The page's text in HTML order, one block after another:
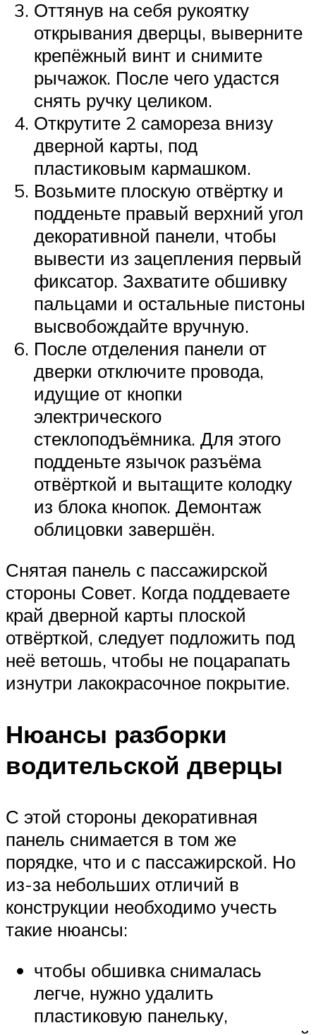
Оттянув на себя рукоятку
открывания дверцы, выверните
крепёжный винт и снимите
рычажок. После чего удастся
снять ручку целиком.
Открутите 2 самореза внизу
дверной карты, под
пластиковым кармашком.
Возьмите плоскую отвёртку и
подденьте правый верхний угол
декоративной панели, чтобы
вывести из зацепления первый
фиксатор. Захватите обшивку
пальцами и остальные пистоны
высвобождайте вручную.
После отделения панели от
дверки отключите провода,
идущие от кнопки
электрического
стеклоподъёмника. Для этого
подденьте язычок разъёма
отвёрткой и вытащите колодку
из блока кнопок. Демонтаж
облицовки завершён.
Снятая панель с пассажирской
стороны Совет. Когда поддеваете
край дверной карты плоской
отвёрткой, следует подложить под
неё ветошь, чтобы не поцарапать
изнутри лакокрасочное покрытие.
Нюансы разборки
водительской дверцы
С этой стороны декоративная
панель снимается в том же
порядке, что и с пассажирской. Но
из-за небольших отличий в
конструкции необходимо учесть
такие нюансы:
чтобы обшивка снималась
легче, нужно удалить
пластиковую панельку,